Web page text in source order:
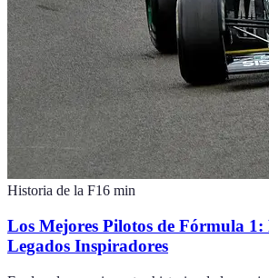
Historia de la F16 min
Los Mejores Pilotos de Fórmula
Legados Inspiradores